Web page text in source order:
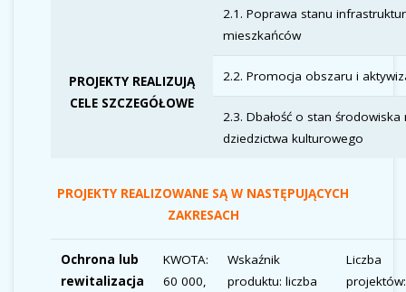
PROJEKTY REALIZUJĄ
CELE SZCZEGÓŁOWE
2.1. Poprawa stanu
mieszkańców
2.2. Promocja obszaru i
2.3. Dbałość o stan
dziedzictwa kulturowego
PROJEKTY REALIZOWANE SĄ W NASTĘPUJĄCYCH
ZAKRESACH
Ochrona lub
rewitalizacja
KWOTA:
60 000,
Wskaźnik
produktu: liczba
Liczba
projektów: